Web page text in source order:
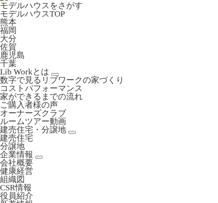
モデルハウスをさがす
モデルハウスTOP
熊本
福岡
大分
佐賀
鹿児島
千葉
Lib Workとは
数字で見るリブワークの家づくり
コストパフォーマンス
家ができるまでの流れ
ご購入者様の声
オーナーズクラブ
ルームツアー動画
建売住宅・分譲地
建売住宅
分譲地
企業情報
会社概要
健康経営
組織図
CSR情報
役員紹介